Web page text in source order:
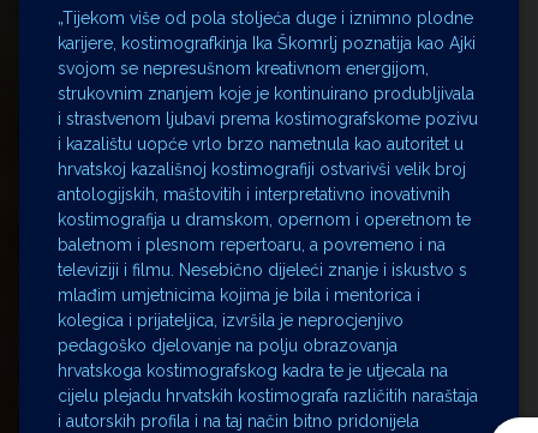
„Tijekom više od pola stoljeća duge i iznimno plodne
karijere, kostimografkinja Ika Škomrlj poznatija kao Ajki
svojom se nepresušnom kreativnom energijom,
strukovnim znanjem koje je kontinuirano produbljivala
i strastvenom ljubavi prema kostimografskome pozivu
i kazalištu uopće vrlo brzo nametnula kao autoritet u
hrvatskoj kazališnoj kostimografiji ostvarivši velik broj
antologijskih, maštovitih i interpretativno inovativnih
kostimografija u dramskom, opernom i operetnom te
baletnom i plesnom repertoaru, a povremeno i na
televiziji i filmu. Nesebično dijeleći znanje i iskustvo s
mlađim umjetnicima kojima je bila i mentorica i
kolegica i prijateljica, izvršila je neprocjenjivo
pedagoško djelovanje na polju obrazovanja
hrvatskoga kostimografskog kadra te je utjecala na
cijelu plejadu hrvatskih kostimografa različitih naraštaja
i autorskih profila i na taj način bitno pridonijela